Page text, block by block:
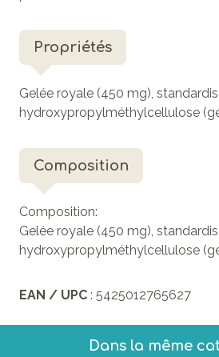
Propriétés
Gelée royale (450 mg),
hydroxypropylméthylcellulose
Composition
Composition:
Gelée royale (450 mg),
hydroxypropylméthylcellulose
EAN / UPC : 5425012765627
Dans la même